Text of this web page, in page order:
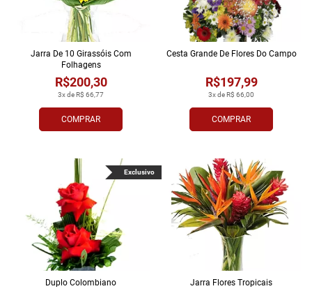
COMPRAR
3x de R$ 66,77
R$200,30
Jarra De 10 Girassóis Com
Folhagens
COMPRAR
3x de R$ 66,00
R$197,99
Cesta Grande De Flores Do Campo
Duplo Colombiano
Exclusivo
Jarra Flores Tropi­cais